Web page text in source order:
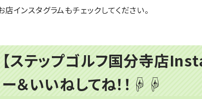
店インスタグラムもチェックしてください。
【ステップゴルフ国分寺店
ー＆いいねしてね！！☟☟